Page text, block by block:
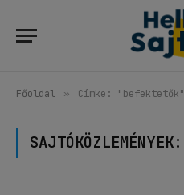
Főoldal » Címke: "befektetők"
SAJTÓKÖZLEMÉNYEK: